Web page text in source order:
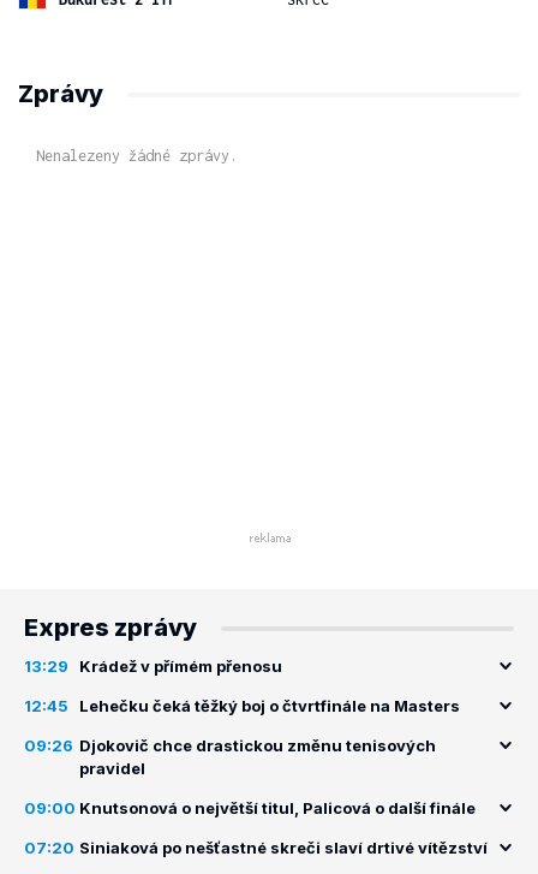
Zprávy
Nenalezeny žádné zprávy.
Expres zprávy
13:29 Krádež v přímém přenosu
12:45 Lehečku čeká těžký boj o čtvrtfinále na Masters
09:26 Djokovič chce drastickou změnu tenisových
pravidel
09:00 Knutsonová o největší titul, Palicová o další finále
07:20 Siniaková po nešťastné skreči slaví drtivé vítězství